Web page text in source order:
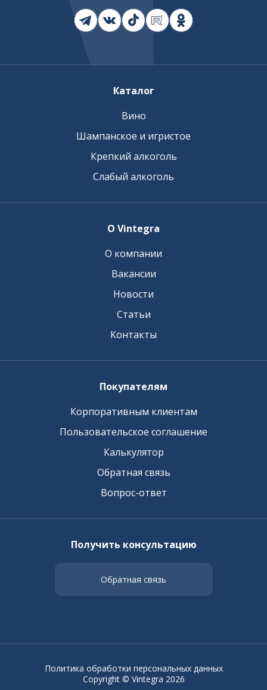
Каталог
Вино
Шампанское и игристое
Крепкий алкоголь
Слабый алкоголь
О Vintegra
О компании
Вакансии
Новости
Статьи
Контакты
Покупателям
Корпоративным клиентам
Пользовательское соглашение
Калькулятор
Обратная связь
Вопрос-ответ
Получить консультацию
Обратная связь
Copyright © Vintegra 2026
Политика обработки персональных данных